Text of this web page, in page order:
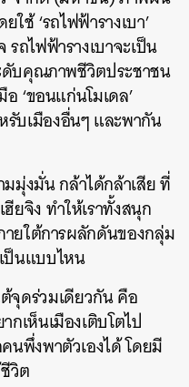
ช้ ‘รถไฟฟ้ารางเบา’
ถไฟฟ้ารางเบาจะเป็น
ดับคุณภาพชีวิตประชาชน
‘ขอนแก่นโมเดล’
บเมืองอื่นๆ และพากัน
มุ่งมั่น กล้าได้กล้าเสีย ที่
จิง ทำให้เราทั้งสนุก
ายใต้การผลักดันของกลุ่ม
ป็นแบบไหน
จุดร่วมเดียวกัน คือ
เห็นเมืองเติบโตไป
พึ่งพาตัวเองได้ โดยมี
วิต